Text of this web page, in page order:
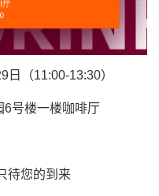
（11:00-13:30）
6号楼一楼咖啡厅
待您的到来